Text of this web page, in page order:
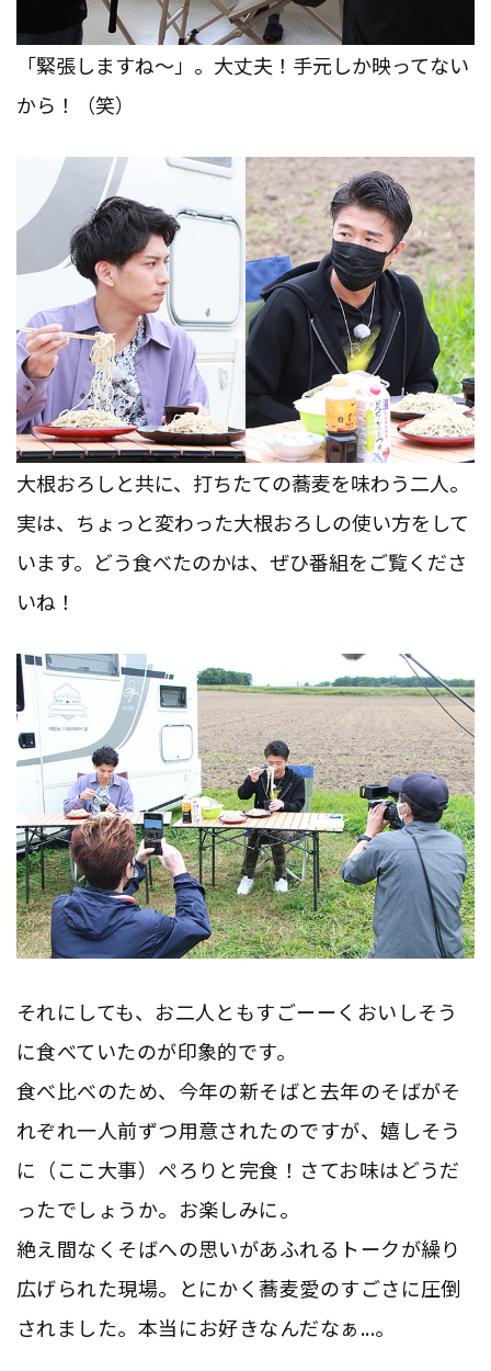
「緊張しますね～」。大丈夫！手元しか映ってない
から！（笑）
大根おろしと共に、打ちたての蕎麦を味わう二人。
実は、ちょっと変わった大根おろしの使い方をして
います。どう食べたのかは、ぜひ番組をご覧くださ
いね！
それにしても、お二人ともすごーーくおいしそう
に食べていたのが印象的です。
食べ比べのため、今年の新そばと去年のそばがそ
れぞれ一人前ずつ用意されたのですが、嬉しそう
に（ここ大事）ぺろりと完食！さてお味はどうだ
ったでしょうか。お楽しみに。
絶え間なくそばへの思いがあふれるトークが繰り
広げられた現場。とにかく蕎麦愛のすごさに圧倒
されました。本当にお好きなんだなぁ...。